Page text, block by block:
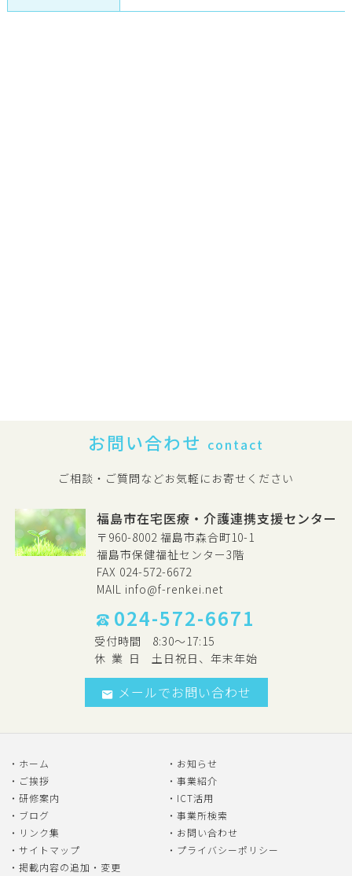
お問い合わせ contact
ご相談・ご質問などお気軽にお寄せください
福島市在宅医療・介護連携支援センター
〒960-8002 福島市森合町10-1
福島市保健福祉センター3階
FAX 024-572-6672
MAIL info@f-renkei.net
024-572-6671
受付時間
8:30～17:15
休 業 日 土日祝日、年末年始
メールでお問い合わせ
ホーム
お知らせ
ご挨拶
事業紹介
研修案内
ICT活用
ブログ
事業所検索
リンク集
お問い合わせ
サイトマップ
プライバシーポリシー
掲載内容の追加・変更